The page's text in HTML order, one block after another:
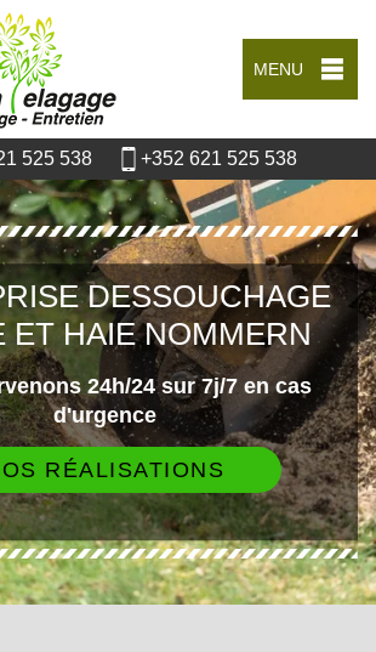
MENU
525 538 +352 621 525 538
DESSOUCHAGE
ET HAIE NOMMERN
24h/24 sur 7j/7 en cas
d'urgence
RÉALISATIONS